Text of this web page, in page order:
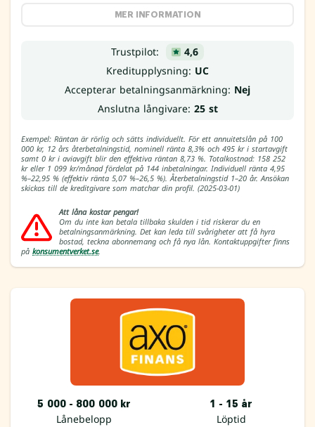
MER INFORMATION
Trustpilot:
4,6
Kreditupplysning: UC
Accepterar betalningsanmärkning: Nej
Anslutna långivare: 25 st
Exempel: Räntan är rörlig och sätts individuellt. För ett annuitetslån på 100
000 kr, 12 års återbetalningstid, nominell ränta 8,3% och 495 kr i startavgift
samt 0 kr i aviavgift blir den effektiva räntan 8,73 %. Totalkostnad: 158 252
kr eller 1 099 kr/månad fördelat på 144 inbetalningar. Individuell ränta 4,95
%–22,95 % (effektiv ränta 5,07 %–26,5 %). Återbetalningstid 1–20 år. Ansökan
skickas till de kreditgivare som matchar din profil. (2025-03-01)
Att låna kostar pengar!
Om du inte kan betala tillbaka skulden i tid riskerar du en
betalningsanmärkning. Det kan leda till svårigheter att få hyra
bostad, teckna abonnemang och få nya lån. Kontaktuppgifter finns
på konsumentverket.se.
5 000 - 800 000 kr
Lånebelopp
1 - 15 år
Löptid